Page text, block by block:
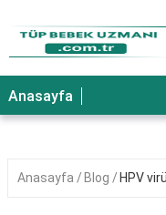
Anasayfa
Anasayfa Blog HPV